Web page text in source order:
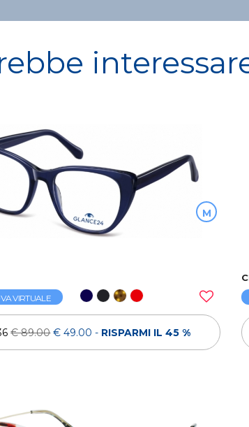
M
VIRTUALE
€ 89.00 € 49.00 - RISPARMI IL 45 %